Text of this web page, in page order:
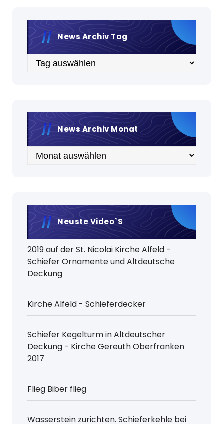
News Archiv Tag
Archiv
News Archiv Monat
Archiv
Neuste Video`s
2019 auf der St. Nicolai Kirche Alfeld -
Schiefer Ornamente und Altdeutsche
Deckung
Kirche Alfeld - Schieferdecker
Schiefer Kegelturm in Altdeutscher
Deckung - Kirche Gereuth Oberfranken
2017
Flieg Biber flieg
Wasserstein zurichten. Schieferkehle bei